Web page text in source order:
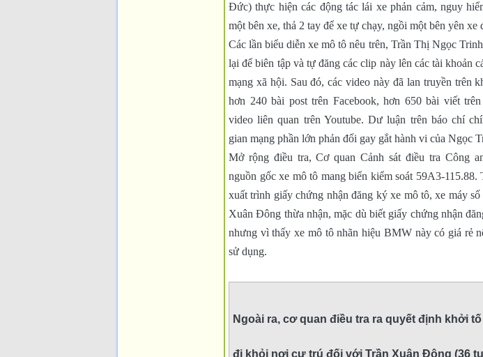
Đức) thực hiện các động tác lái xe phản cảm, nguy
một bên xe, thả 2 tay để xe tự chạy, ngồi một bên yên xe
Các lần biểu diễn xe mô tô nêu trên, Trần Thị Ngọc
lại để biên tập và tự đăng các clip này lên các tài khoản
mạng xã hội. Sau đó, các video này đã lan truyền trên
hơn 240 bài post trên Facebook, hơn 650 bài viết
video liên quan trên Youtube. Dư luận trên báo chí
gian mạng phần lớn phản đối gay gắt hành vi của Ngọc
Mở rộng điều tra, Cơ quan Cảnh sát điều tra Công
nguồn gốc xe mô tô mang biển kiểm soát 59A3-
xuất trình giấy chứng nhận đăng ký xe mô tô, xe máy
Xuân Đông thừa nhận, mặc dù biết giấy chứng nhận
nhưng vì thấy xe mô tô nhãn hiệu BMW này có giá rẻ
sử dụng.
Ngoài ra, cơ quan điều tra ra quyết định khởi
đi khỏi nơi cư trú đối với Trần Xuân Đông (36